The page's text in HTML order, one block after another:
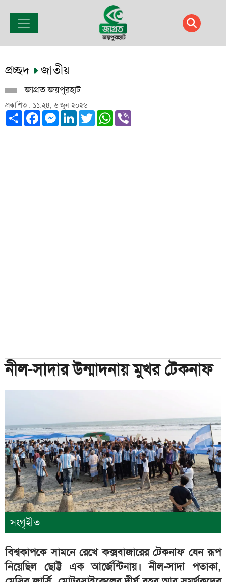
প্রচ্ছদ জাতীয়
জাগ্রত জয়পুরহাট
প্রকাশিত : ১১:২৪, ৬ জুন ২০২৬
ShareFacebook
Messenger
LinkedIn
TwitterWhatsApp
নীল-সাদার উন্মাদনায় মুখর টেকনাফ
সংগৃহীত
বিশ্বকাপকে সামনে রেখে কক্সবাজারের টেকনাফ যেন রূপ
নিয়েছিল ছোট্ট এক আর্জেন্টিনায়। নীল-সাদা পতাকা,